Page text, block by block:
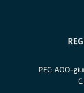
PEC: AOO-